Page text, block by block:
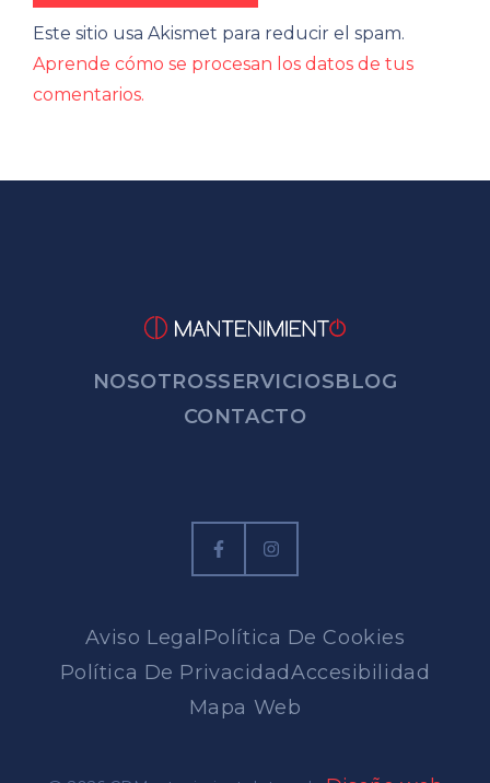
Este sitio usa Akismet para reducir el spam.
Aprende cómo se procesan los datos de tus
comentarios.
NOSOTROSSERVICIOSBLOG
CONTACTO
Aviso LegalPolítica De Cookies
Política De PrivacidadAccesibilidad
Mapa Web